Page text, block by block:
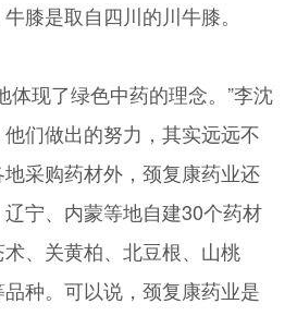
膝是取自四川的川牛膝。
体现了绿色中药的理念。”李沈
们做出的努力，其实远远不
采购药材外，颈复康药业还
宁、内蒙等地自建30个药材
、关黄柏、北豆根、山桃
种。可以说，颈复康药业是